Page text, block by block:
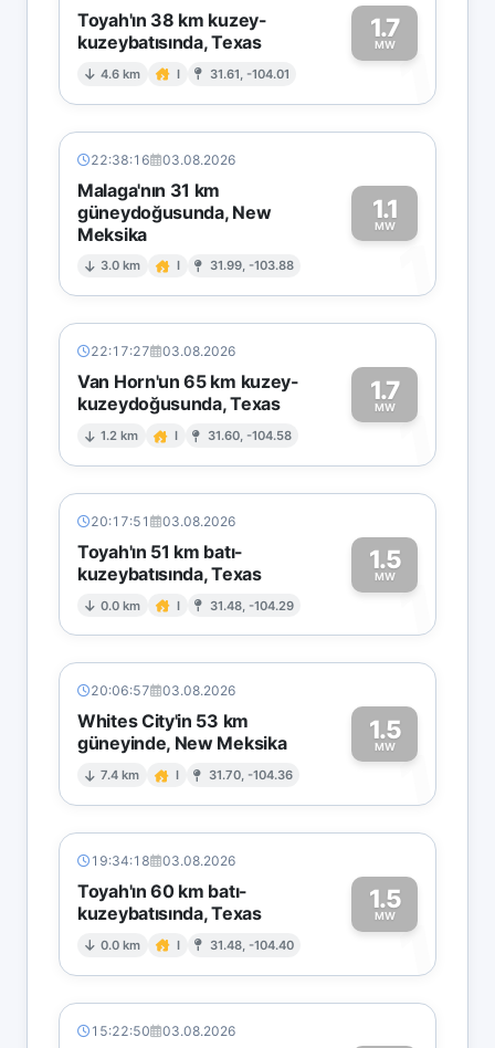
Toyah'ın 38 km kuzey-
kuzeybatısında, Texas
4.6 km I 31.61, -104.01
1.7
MW1
22:38:16 03.08.2026
Malaga'nın 31 km
güneydoğusunda, New
Meksika
3.0 km I 31.99, -103.88
1.1
MW
1
22:17:27 03.08.2026
Van Horn'un 65 km kuzey-
kuzeydoğusunda, Texas
1.2 km I 31.60, -104.58
1.7
MW1
20:17:51 03.08.2026
Toyah'ın 51 km batı-
kuzeybatısında, Texas
0.0 km I 31.48, -104.29
1.5
MW1
20:06:57 03.08.2026
Whites City'in 53 km
güneyinde, New Meksika
7.4 km I 31.70, -104.36
1.5
MW1
19:34:18 03.08.2026
Toyah'ın 60 km batı-
kuzeybatısında, Texas
0.0 km I 31.48, -104.40
1.5
MW1
15:22:50 03.08.2026